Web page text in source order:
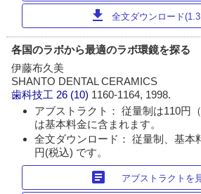
download 全文ダウンロード
各国のラボから最適のラボ環鏡を探る
伊藤布久美
SHANTO DENTAL CERAMICS
歯科技工 26 (10) 1160-1164, 1998.
アブストラクト： 従量制は110円
は基本料金に含まれます。
全文ダウンロード： 従量制、基本
円(税込) です。
article アブストラクトを